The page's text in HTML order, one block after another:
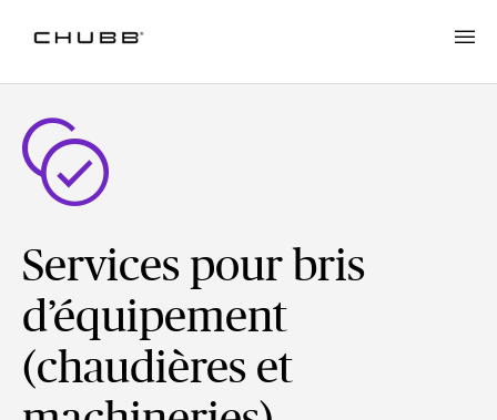
Services pour bris
d’équipement
(chaudières et